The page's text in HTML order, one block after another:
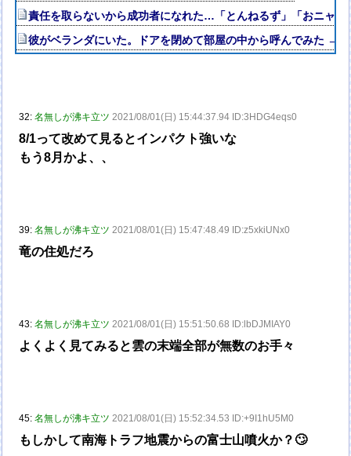
責任を取らないから成功者になれた…「とんねるず」「おニャ
彼がベランダにいた。ドアを閉めて部屋の中から呼んでみた →
32:名無しが沸キ立ツ 2021/08/01(日) 15:44:37.94 ID:3HDG4eqs0
8/1って改めて見るとインパクト強いな
もう8月かよ、、
39:名無しが沸キ立ツ 2021/08/01(日) 15:47:48.49 ID:z5xkiUNx0
竜の住処だろ
43:名無しが沸キ立ツ 2021/08/01(日) 15:51:50.68 ID:lbDJMIAY0
よくよく見てみると雲の末端全部が無数のお手々
45:名無しが沸キ立ツ 2021/08/01(日) 15:52:34.53 ID:+9I1hU5M0
もしかして南海トラフ地震からの富士山噴火か？🙄